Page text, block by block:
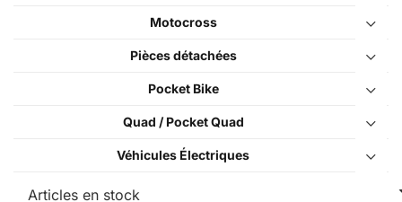
Motocross
Pièces détachées
Pocket Bike
Quad / Pocket Quad
Véhicules Électriques